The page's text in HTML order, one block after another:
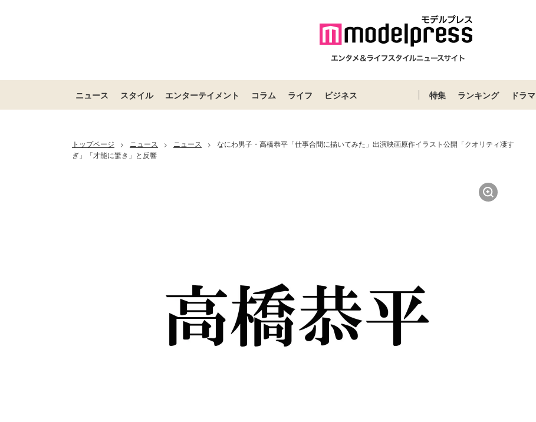
ニュース スタイル エンターテイメント コラム ライフ ビジネス 特集 ランキング ドラマ
トップページ > ニュース > ニュース >
なにわ男子・高橋恭平「仕事合間に描いてみた」出演映画原作イラスト公開「クオリティ凄す
ぎ」「才能に驚き」と反響